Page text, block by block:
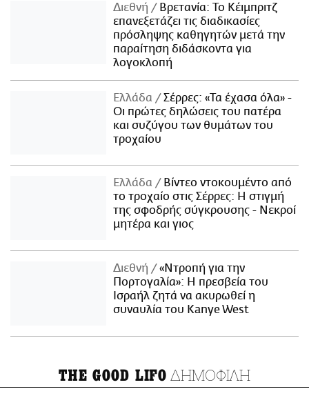
Διεθνή
Βρετανία: Το Κέιμπριτζ
επανεξετάζει τις διαδικασίες
πρόσληψης καθηγητών μετά την
παραίτηση διδάσκοντα για
λογοκλοπή
Ελλάδα
Σέρρες: «Τα έχασα όλα» -
Οι πρώτες δηλώσεις του πατέρα
και συζύγου των θυμάτων του
τροχαίου
Ελλάδα
Βίντεο ντοκουμέντο από
το τροχαίο στις Σέρρες: Η στιγμή
της σφοδρής σύγκρουσης - Νεκροί
μητέρα και γιος
Διεθνή
«Ντροπή για την
Πορτογαλία»: Η πρεσβεία του
Ισραήλ ζητά να ακυρωθεί η
συναυλία του Kanye West
THE GOOD LIFO ΔΗΜΟΦΙΛΗ